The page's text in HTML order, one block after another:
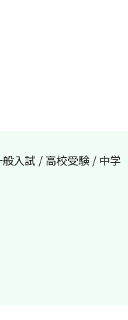
入試 / 高校受験 / 中学